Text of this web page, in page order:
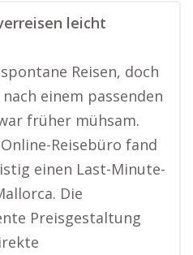
leicht
Reisen, doch
nach einem passenden
früher mühsam.
Reisebüro fand
einen Last-Minute-
Die
Preisgestaltung